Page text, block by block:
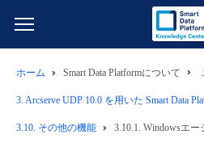
データ利活用
よくある質問
ホーム Smart Data Platformについて
3. Arcserve UDP 10.0 を用いた Smart Data
3.10. その他の機能 3.10.1. Windowsエ